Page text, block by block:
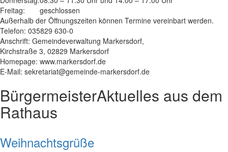
Freitag:
geschlossen
Außerhalb der Öffnungszeiten können Termine vereinbart werden.
Telefon: 035829 630-0
Anschrift: Gemeindeverwaltung Markersdorf,
Kirchstraße 3, 02829 Markersdorf
Homepage: www.markersdorf.de
E-Mail: sekretariat@gemeinde-markersdorf.de
BürgermeisterAktuelles aus dem
Rathaus
Weihnachtsgrüße